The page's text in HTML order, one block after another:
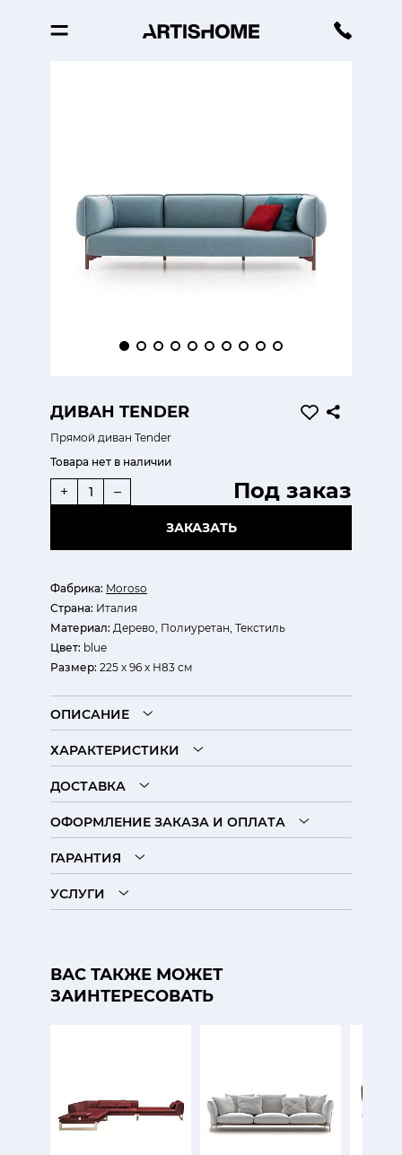
ДИВАН TENDER
Прямой диван Tender
Фабрика: Moroso
Страна: Италия
Материал: Дерево, Полиуретан, Текстиль
Цвет: blue
Размер: 225 х 96 х Н83 см
Товара нет в наличии
Под заказ
+ –
ЗАКАЗАТЬ
ОПИСАНИЕ
ХАРАКТЕРИСТИКИ
ДОСТАВКА
ОФОРМЛЕНИЕ ЗАКАЗА И ОПЛАТА
ГАРАНТИЯ
УСЛУГИ
ВАС ТАКЖЕ МОЖЕТ
ЗАИНТЕРЕСОВАТЬ